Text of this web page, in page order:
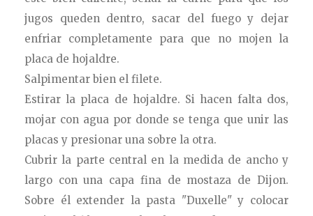
jugos queden dentro, sacar del fuego y dejar
enfriar completamente para que no mojen la
placa de hojaldre.
Salpimentar bien el filete.
Estirar la placa de hojaldre. Si hacen falta dos,
mojar con agua por donde se tenga que unir las
placas y presionar una sobre la otra.
Cubrir la parte central en la medida de ancho y
largo con una capa fina de mostaza de Dijon.
Sobre él extender la pasta "Duxelle" y colocar